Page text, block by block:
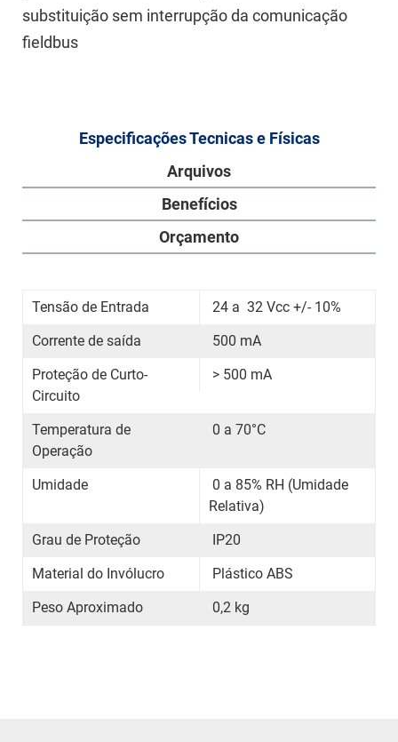
substituição sem interrupção da comunicação
fieldbus
Especificações Tecnicas e Físicas
Arquivos
Benefícios
Orçamento
Tensão de Entrada
24 a 32 Vcc +/- 10%
Corrente de saída
500 mA
Proteção de Curto-
Circuito
> 500 mA
Temperatura de
Operação
0 a 70°C
Umidade
0 a 85% RH (Umidade
Relativa)
Grau de Proteção
IP20
Material do Invólucro
Plástico ABS
Peso Aproximado
0,2 kg